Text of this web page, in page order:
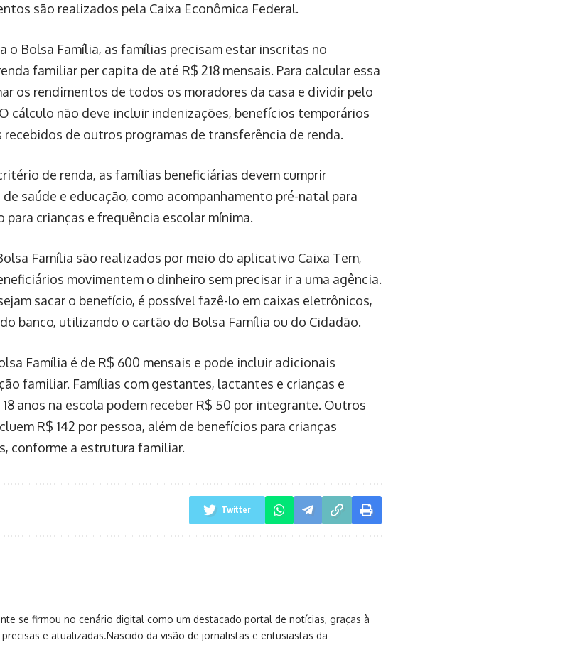
são realizados pela Caixa Econômica Federal.
o Bolsa Família, as famílias precisam estar inscritas no
familiar per capita de até R$ 218 mensais. Para calcular essa
os rendimentos de todos os moradores da casa e dividir pelo
cálculo não deve incluir indenizações, benefícios temporários
recebidos de outros programas de transferência de renda.
de renda, as famílias beneficiárias devem cumprir
saúde e educação, como acompanhamento pré-natal para
para crianças e frequência escolar mínima.
Família são realizados por meio do aplicativo Caixa Tem,
movimentem o dinheiro sem precisar ir a uma agência.
sacar o benefício, é possível fazê-lo em caixas eletrônicos,
banco, utilizando o cartão do Bolsa Família ou do Cidadão.
Família é de R$ 600 mensais e pode incluir adicionais
familiar. Famílias com gestantes, lactantes e crianças e
anos na escola podem receber R$ 50 por integrante. Outros
R$ 142 por pessoa, além de benefícios para crianças
conforme a estrutura familiar.
Twitter
se firmou no cenário digital como um destacado portal de notícias, graças à
e atualizadas.Nascido da visão de jornalistas e entusiastas da